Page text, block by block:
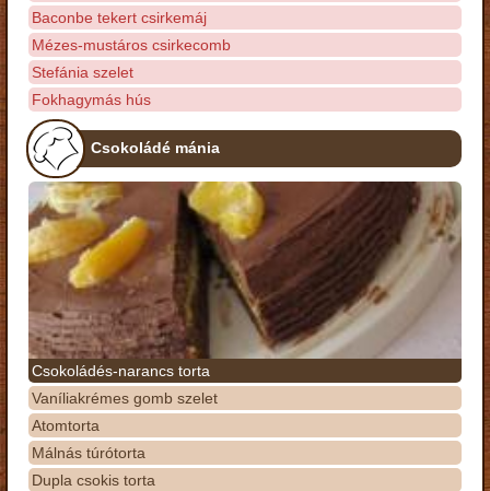
Baconbe tekert csirkemáj
Mézes-mustáros csirkecomb
Stefánia szelet
Fokhagymás hús
Csokoládé mánia
Csokoládés-narancs torta
Vaníliakrémes gomb szelet
Atomtorta
Málnás túrótorta
Dupla csokis torta